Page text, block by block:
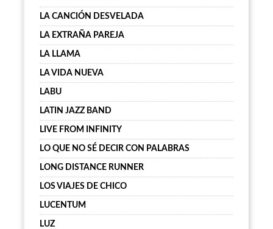
LA CANCIÓN DESVELADA
LA EXTRAÑA PAREJA
LA LLAMA
LA VIDA NUEVA
LABU
LATIN JAZZ BAND
LIVE FROM INFINITY
LO QUE NO SÉ DECIR CON PALABRAS
LONG DISTANCE RUNNER
LOS VIAJES DE CHICO
LUCENTUM
LUZ